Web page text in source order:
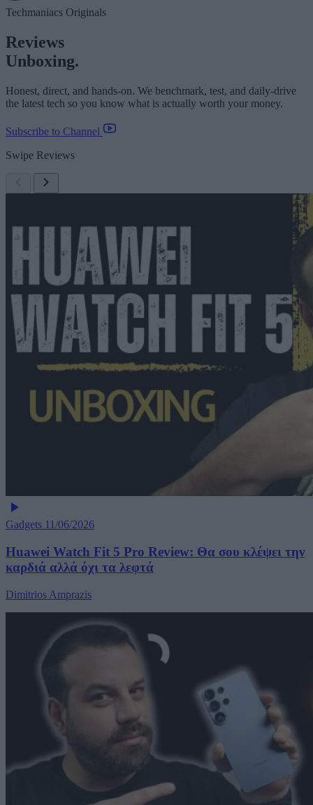
Techmaniacs Originals
Reviews
Unboxing.
Honest, direct, and hands-on. We benchmark, test, and daily-drive
the latest tech so you know what is actually worth your money.
Subscribe to Channel
Swipe Reviews
Gadgets 11/06/2026
Huawei Watch Fit 5 Pro Review: Θα σου κλέψει την
καρδιά αλλά όχι τα λεφτά
Dimitrios Amprazis